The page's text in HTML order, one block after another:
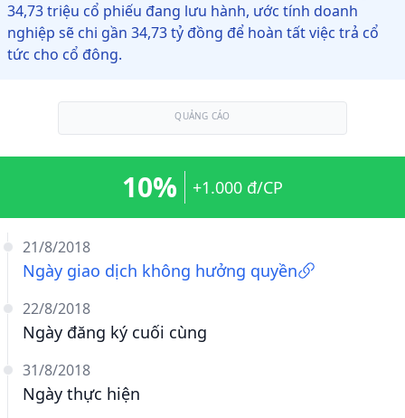
34,73 triệu cổ phiếu đang lưu hành, ước tính doanh
nghiệp sẽ chi gần 34,73 tỷ đồng để hoàn tất việc trả cổ
tức cho cổ đông.
QUẢNG CÁO
21/8/2018
Ngày giao dịch không hưởng quyền
22/8/2018
Ngày đăng ký cuối cùng
31/8/2018
Ngày thực hiện
10% +1.000 đ/CP